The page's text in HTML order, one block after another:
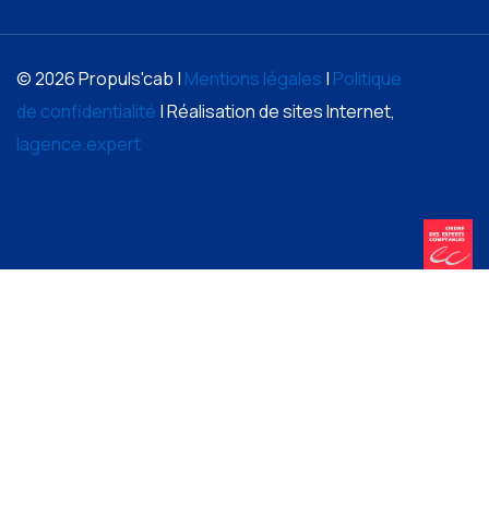
© 2026 Propuls'cab | Mentions légales | Politique
de confidentialité | Réalisation de sites Internet,
lagence.expert